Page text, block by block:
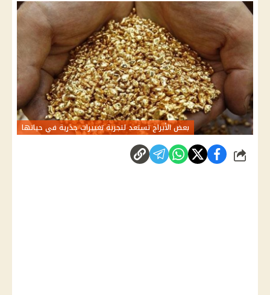
بعض الأبراج تستعد لتجربة تغييرات جذرية في حياتها
شارك